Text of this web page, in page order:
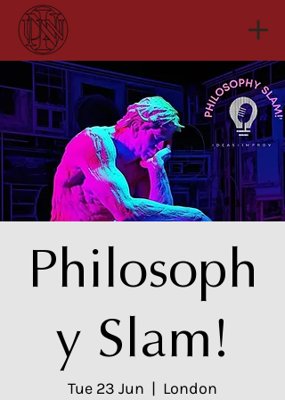
Philosoph
y Slam!
Tue 23 Jun
  |
London